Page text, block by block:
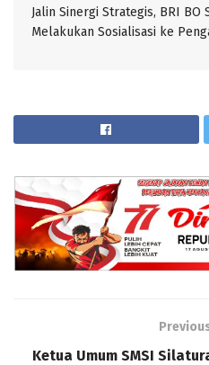
Jalin Sinergi Strategis, BRI BO
Melakukan Sosialisasi ke
Ketua Umum SMSI